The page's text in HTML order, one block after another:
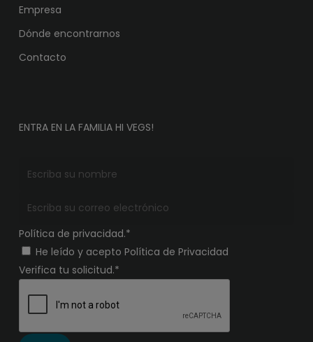
Empresa
Dónde encontrarnos
Contacto
ENTRA EN LA FAMILIA HI VEGS!
Política de privacidad.*
He leído y acepto Política de Privacidad
Verifica tu solicitud.*